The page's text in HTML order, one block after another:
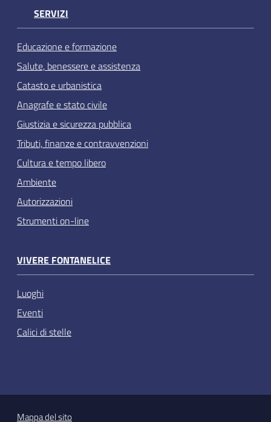
SERVIZI
Educazione e formazione
Salute, benessere e assistenza
Catasto e urbanistica
Anagrafe e stato civile
Giustizia e sicurezza pubblica
Tributi, finanze e contravvenzioni
Cultura e tempo libero
Ambiente
Autorizzazioni
Strumenti on-line
VIVERE FONTANELICE
Luoghi
Eventi
Calici di stelle
Mappa del sito